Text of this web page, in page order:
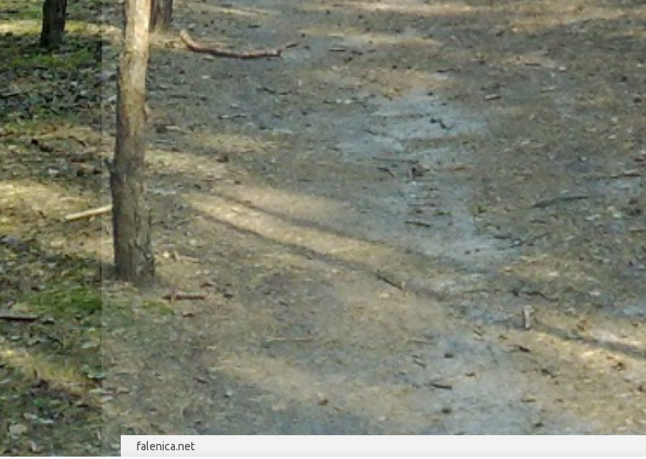
falenica.net